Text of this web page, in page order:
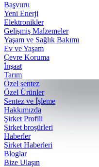
Başvuru
Yeni Enerji
Elektronikler
Gelişmiş Malzemeler
Yaşam ve Sağlık Bakımı
Ev ve Yaşam
Çevre Koruma
İnşaat
Tarım
Özel sentez
Özel Ürünler
Sentez ve İşleme
Hakkımızda
Şirket Profili
Şirket broşürleri
Haberler
Şirket Haberleri
Bloglar
Bize Ulaşın